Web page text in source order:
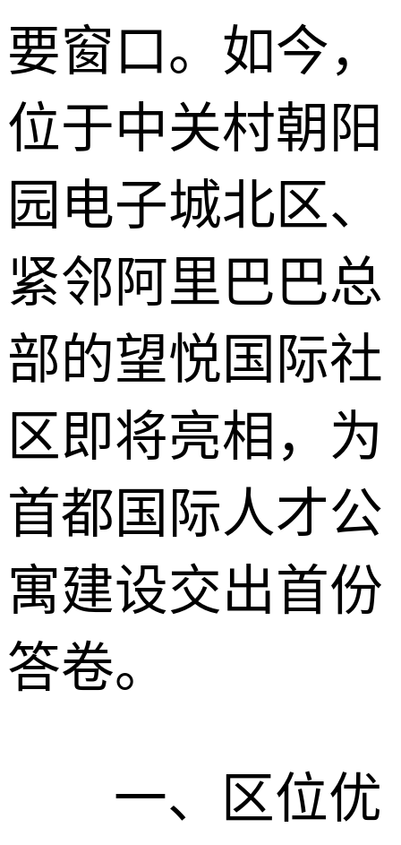
要窗口。如今，
位于中关村朝阳
园电子城北区、
紧邻阿里巴巴总
部的望悦国际社
区即将亮相，为
首都国际人才公
寓建设交出首份
答卷。
一、区位优